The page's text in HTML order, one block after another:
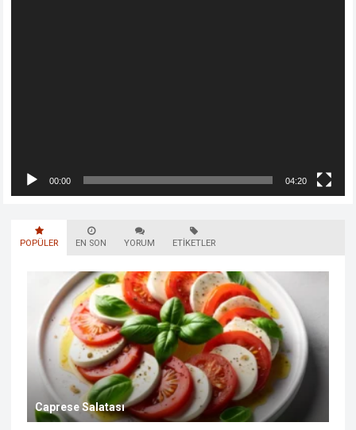
00:00 04:20
POPÜLER EN SON YORUM ETIKETLER
Caprese Salatası